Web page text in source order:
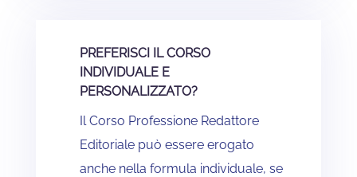
PREFERISCI IL CORSO
INDIVIDUALE E
PERSONALIZZATO?
Il Corso Professione Redattore
Editoriale può essere erogato
anche nella formula individuale, se